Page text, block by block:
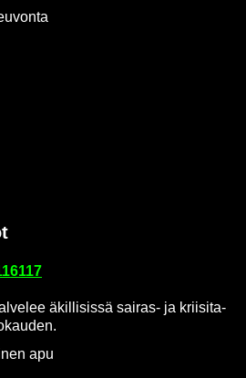
äkil­li­sis­sä sairas-​ ja krii­si­ta­
apu